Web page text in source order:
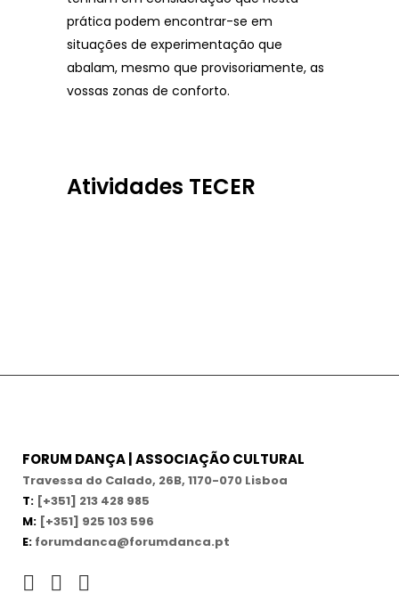
prática podem encontrar-se em
situações de experimentação que
abalam, mesmo que provisoriamente, as
vossas zonas de conforto.
Atividades TECER
FORUM DANÇA | ASSOCIAÇÃO CULTURAL
Travessa do Calado, 26B, 1170-070 Lisboa
T: [+351] 213 428 985
M: [+351] 925 103 596
E: forumdanca@forumdanca.pt